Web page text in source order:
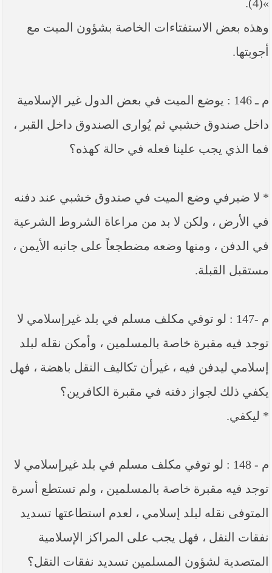
»(4).
وهذه بعض الاستفتاءات الخاصة بشؤون الميت مع
أجوبتها.
م ـ 146 : يوضع الميت في بعض الدول غير الإسلامية
داخل صندوق خشبي ثم يُوارى الصندوق داخل القبر ،
فما الذي يجب علينا فعله في حالة كهذه؟
* لا ضيرفي وضع الميت في صندوق خشبي عند دفنه
في الأرض ، ولكن لا بد من مراعاة الشروط الشرعية
في الدفن ، ومنها وضعه مضطجعاً على جانبه الأيمن ،
مستقبل القبلة.
م -147 : لو توفي مكلف مسلم في بلد غيرإسلامي لا
توجد فيه مقبرة خاصة بالمسلمين ، وأمكن نقله لبلد
إسلامي ليدفن فيه ، غيرأن تكاليف النقل باهضة ، فهل
يكفي ذلك لجواز دفنه في مقبرة الكافرين؟
* ليكفي.
م - 148 : لو توفي مكلف مسلم في بلد غيرإسلامي لا
توجد فيه مقبرة خاصة بالمسلمين ، ولم تستطع أسرة
المتوفى نقله لبلد إسلامي ، لعدم استطاعتها تسديد
نفقات النقل ، فهل يجب على المراكز الإسلامية
المتصدية لشؤون المسلمين تسديد نفقات النقل؟